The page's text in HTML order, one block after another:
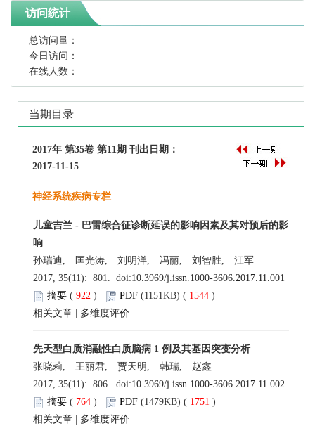
访问统计
总访问量：
今日访问：
在线人数：
当期目录
2017年 第35卷 第11期 刊出日期：
2017-11-15
神经系统疾病专栏
儿童吉兰 - 巴雷综合征诊断延误的影响因素及其对预后的影
响
孙瑞迪, 匡光涛, 刘明洋, 冯丽, 刘智胜, 江军
2017, 35(11): 801. doi:10.3969/j.issn.1000-3606.2017.11.001
摘要 ( 922 ) PDF (1151KB) ( 1544 )
相关文章
多维度评价
先天型白质消融性白质脑病 1 例及其基因突变分析
张晓莉, 王丽君, 贾天明, 韩瑞, 赵鑫
2017, 35(11): 806. doi:10.3969/j.issn.1000-3606.2017.11.002
摘要 ( 764 ) PDF (1479KB) ( 1751 )
相关文章
多维度评价